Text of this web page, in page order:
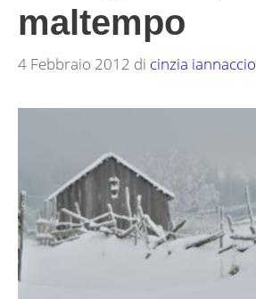
maltempo
4 Febbraio 2012 di cinzia iannaccio